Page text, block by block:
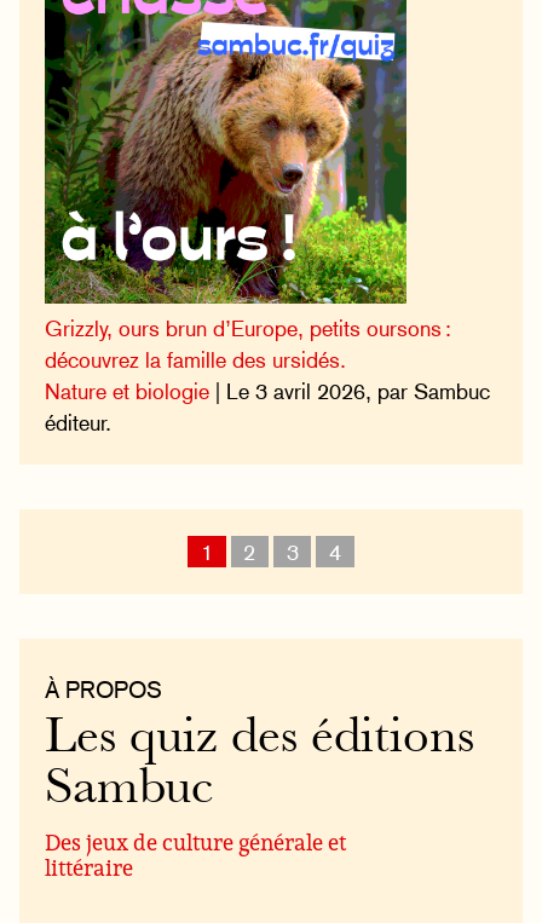
Grizzly, ours brun d’Europe, petits oursons :
découvrez la famille des ursidés.
Nature et biologie | Le 3 avril 2026, par Sambuc
éditeur.
1 2 3 4
À PROPOS
Les quiz des éditions
Sambuc
Des jeux de culture générale et
littéraire